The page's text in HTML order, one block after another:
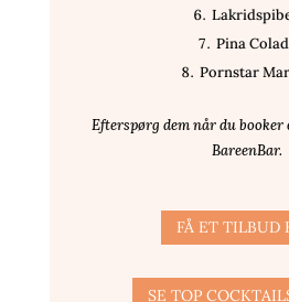
Pina
Pornstar
Efterspørg dem når du booker
BareenBar.
FÅ ET TILBUD
SE TOP